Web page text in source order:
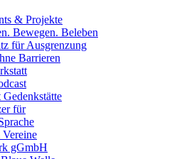
& Projekte
Bewegen. Beleben
für Ausgrenzung
Barrieren
für
gGmbH